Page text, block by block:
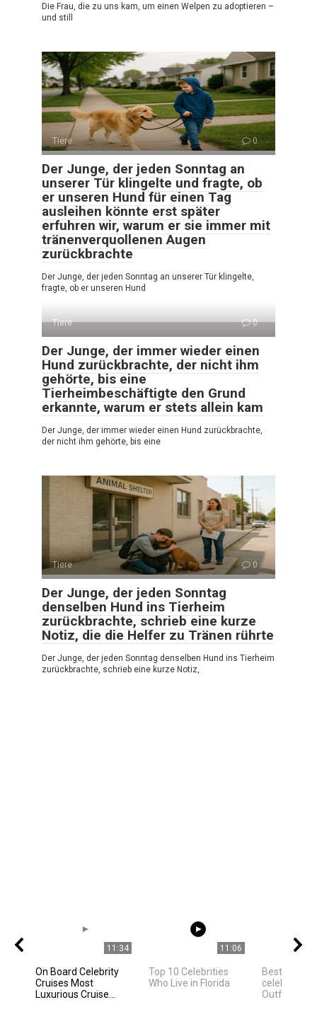
Die Frau, die zu uns kam, um einen Welpen zu adoptieren –
und still
Tiere 0
Der Junge, der jeden Sonntag an
unserer Tür klingelte und fragte, ob
er unseren Hund für einen Tag
ausleihen könnte erst später
erfuhren wir, warum er sie immer mit
tränenverquollenen Augen
zurückbrachte
Der Junge, der jeden Sonntag an unserer Tür klingelte,
fragte, ob er unseren Hund
Tiere 0
Der Junge, der immer wieder einen
Hund zurückbrachte, der nicht ihm
gehörte, bis eine
Tierheimbeschäftigte den Grund
erkannte, warum er stets allein kam
Der Junge, der immer wieder einen Hund zurückbrachte,
der nicht ihm gehörte, bis eine
Tiere 0
Der Junge, der jeden Sonntag
denselben Hund ins Tierheim
zurückbrachte, schrieb eine kurze
Notiz, die die Helfer zu Tränen rührte
Der Junge, der jeden Sonntag denselben Hund ins Tierheim
zurückbrachte, schrieb eine kurze Notiz,
11:34
On Board Celebrity
Cruises Most
Luxurious Cruise...
11:06
Top 10 Celebrities
Who Live in Florida
Best
celebrities
Outfit Ideas